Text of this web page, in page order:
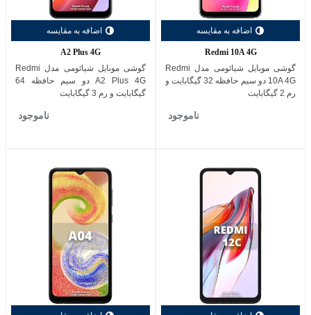
اضافه به مقایسه
Redmi 10A 4G
گوشی موبایل شیائومی مدل Redmi
10A 4G دو سیم حافظه 32 گیگابایت و
رم 2 گیگابایت
ناموجود
اضافه به مقایسه
A2 Plus 4G
گوشی موبایل شیائومی مدل Redmi
A2 Plus 4G دو سیم حافظه 64
گیگابایت و رم 3 گیگابایت
ناموجود